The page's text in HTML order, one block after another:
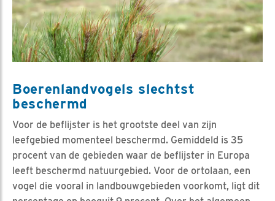
Boerenlandvogels slechtst
beschermd
Voor de beflijster is het grootste deel van zijn
leefgebied momenteel beschermd. Gemiddeld is 35
procent van de gebieden waar de beflijster in Europa
leeft beschermd natuurgebied. Voor de ortolaan, een
vogel die vooral in landbouwgebieden voorkomt, ligt dit